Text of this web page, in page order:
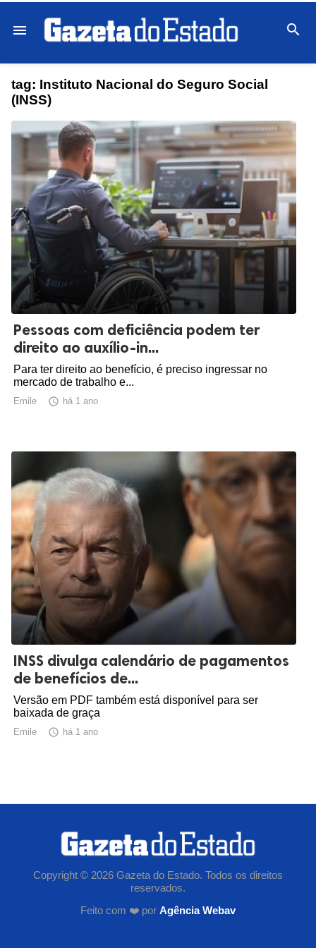
menu 
tag: Instituto Nacional do Seguro Social
(INSS)
Pessoas com deficiência podem ter
direito ao auxílio-in...
Para ter direito ao benefício, é preciso ingressar no
mercado de trabalho e...
Emile  há 1 ano
INSS divulga calendário de pagamentos
de benefícios de...
Versão em PDF também está disponível para ser
baixada de graça
Emile  há 1 ano
Copyright © 2026 Gazeta do Estado. Todos os direitos
reservados.
Feito com ❤️ por Agência Webav